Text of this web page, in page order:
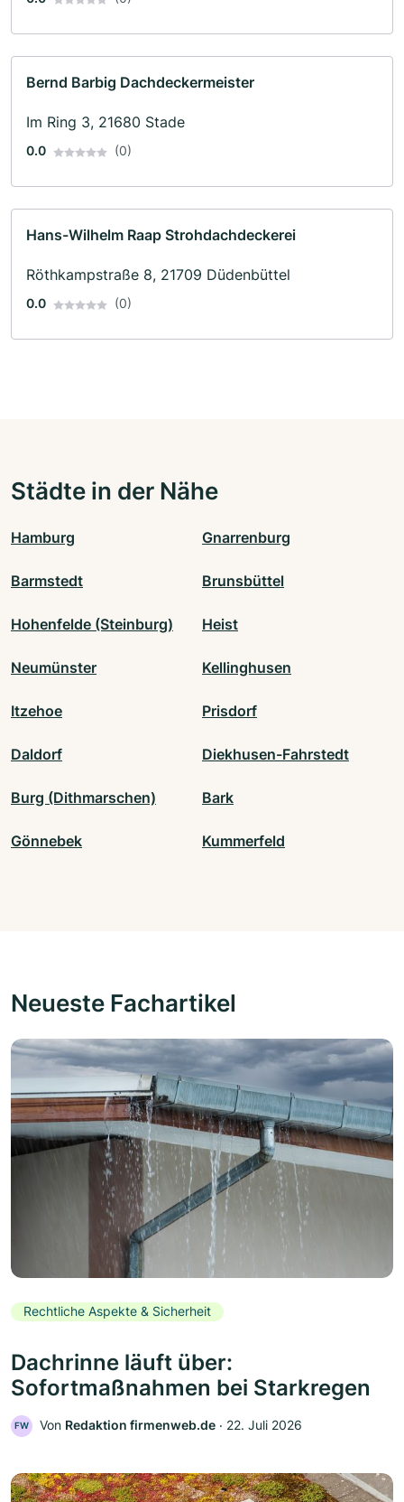
Bernd Barbig Dachdeckermeister
Im Ring 3, 21680 Stade
0.0 (0)
Hans-Wilhelm Raap Strohdachdeckerei
Röthkampstraße 8, 21709 Düdenbüttel
0.0 (0)
Städte in der Nähe
Hamburg Gnarrenburg
Barmstedt Brunsbüttel
Hohenfelde (Steinburg) Heist
Neumünster Kellinghusen
Itzehoe Prisdorf
Daldorf Diekhusen-Fahrstedt
Burg (Dithmarschen) Bark
Gönnebek Kummerfeld
Neueste Fachartikel
Rechtliche Aspekte & Sicherheit
Dachrinne läuft über:
Sofortmaßnahmen bei Starkregen
FW Von Redaktion firmenweb.de ‧ 22. Juli 2026